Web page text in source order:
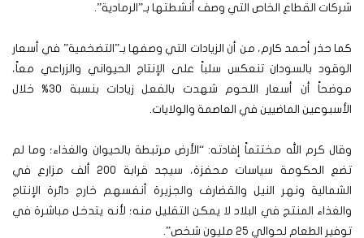
شركات القطاع الخاص التي وصف أنشطتها بـ”الرمادية”.
كما حذر أحمد كارم، من أن الزيادات التي وصفها بـ”التضخمية” في أسعار
الوقود بالسودان تنعكس سلباً على الإنتاج الحيواني والزراعي معاً،
موضحاً أن أسعار اللحوم شهدت بالفعل زيادات بنسبة 30% خلال
الأسبوعين الماضيين في العاصمة والولايات.
وقال كرم الله مختتماً إفادته: “الأرض مرتبطة بالحيوان والغذاء؛ وما لم
تضع الحكومة سياسات محفزة، سيجد قرابة 200 ألف مزارع في
الشمالية ونهر النيل والقضارف والجزيرة أنفسهم خارج دائرة الإنتاج
والغذاء المنتج في البلاد لا يمكن التقليل منه؛ لأنه يتدخل مباشرة في
توفير الطعام لحوالي 25 مليون شخص”.